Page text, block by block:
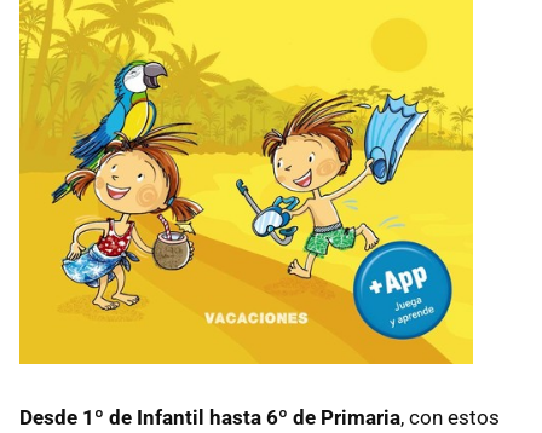
Desde 1º de Infantil hasta 6º de Primaria, con estos